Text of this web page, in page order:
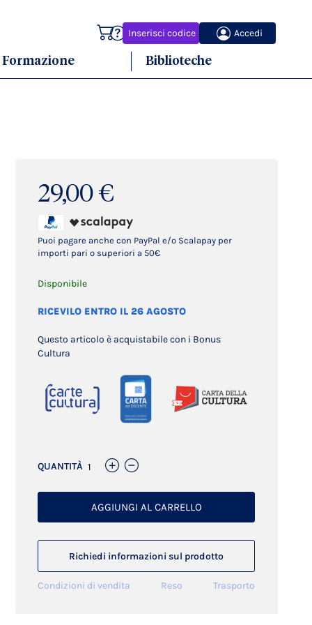
Inserisci codice Accedi
Carrello
Formazione Biblioteche
29,00 €
Puoi pagare anche con PayPal e/o Scalapay per
importi pari o superiori a 50€
Disponibile
RICEVILO ENTRO IL 26 AGOSTO
Questo articolo è acquistabile con i Bonus
Cultura
QUANTITÀ
AGGIUNGI AL CARRELLO
Richiedi informazioni sul prodotto
Condizioni di vendita Reso Trasporto